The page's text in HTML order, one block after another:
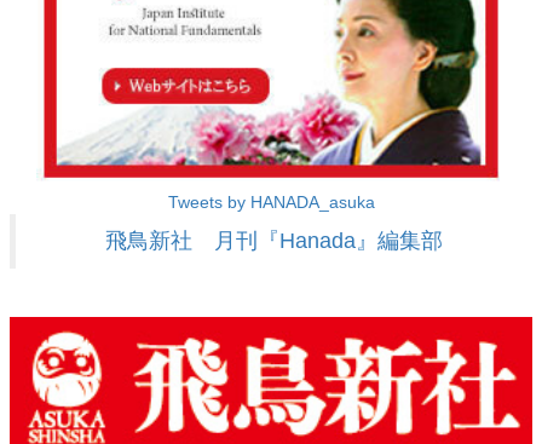
Tweets by HANADA_asuka
飛鳥新社 月刊『Hanada』編集部